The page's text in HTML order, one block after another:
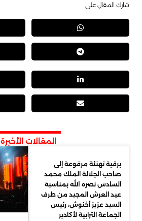
شارك المقال على
المقالات الأخيرة
برقية تهنئة مرفوعة إلى
صاحب الجلالة الملك محمد
السادس نصره الله بمناسبة
عيد العرش المجيد من طرف
السيد عزيز أخنوش، رئيس
الجماعة الترابية لأكادير